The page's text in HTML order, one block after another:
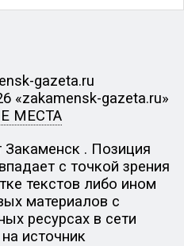
gazeta.ru
«zakamensk-gazeta.ru»
МЕСТА
. Позиция
с точкой зрения
текстов либо ином
материалов с
ресурсах в сети
источник